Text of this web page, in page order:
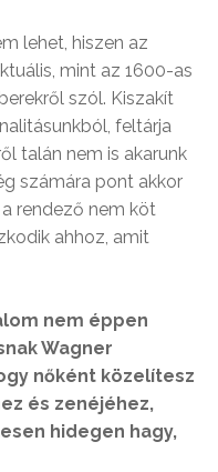
lehet, hiszen az
mint az 1600-as
szól. Kiszakít
feltárja
talán nem is akarunk
számára pont akkor
rendező nem köt
ahhoz, amit
nem éppen
Wagner
nőként közelítesz
és zenéjéhez,
hidegen hagy,